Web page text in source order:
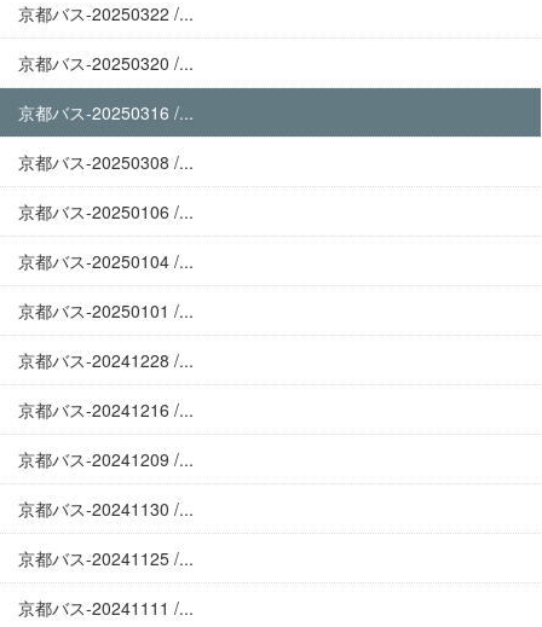
京都バス-20250322 /...
京都バス-20250320 /...
京都バス-20250316 /...
京都バス-20250308 /...
京都バス-20250106 /...
京都バス-20250104 /...
京都バス-20250101 /...
京都バス-20241228 /...
京都バス-20241216 /...
京都バス-20241209 /...
京都バス-20241130 /...
京都バス-20241125 /...
京都バス-20241111 /...